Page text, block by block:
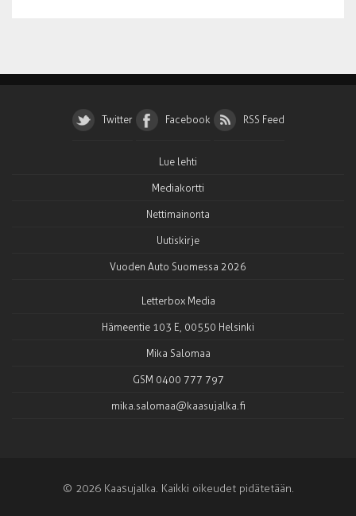
Twitter Facebook RSS Feed
Lue lehti
Mediakortti
Nettimainonta
Uutiskirje
Vuoden Auto Suomessa 2026
Letterbox Media
Hämeentie 103 E, 00550 Helsinki
Mika Salomaa
GSM 0400 777 797
mika.salomaa@kaasujalka.fi
© 2026 Kaasujalka. Kaikki oikeudet pidätetään.